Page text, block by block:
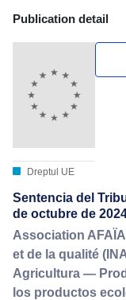
Publication
Publication detail
Dreptul UE
Sentencia del
de octubre de
Association
et de la qualité
Agricultura —
los productos